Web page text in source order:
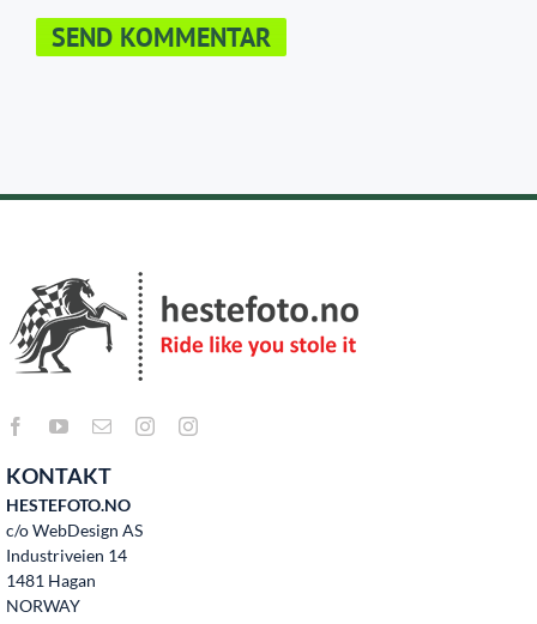
KONTAKT
HESTEFOTO.NO
c/o WebDesign AS
Industriveien 14
1481 Hagan
NORWAY